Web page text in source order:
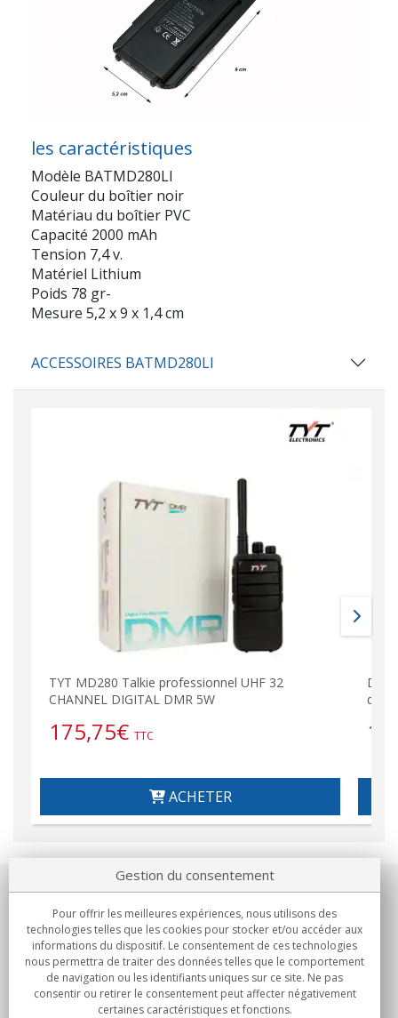
les caractéristiques
Modèle BATMD280LI
Couleur du boîtier noir
Matériau du boîtier PVC
Capacité 2000 mAh
Tension 7,4 v.
Matériel Lithium
Poids 78 gr-
Mesure 5,2 x 9 x 1,4 cm
ACCESSOIRES BATMD280LI
TYT MD280 Talkie professionnel UHF 32
CHANNEL DIGITAL DMR 5W
175,75€ TTC
ACHETER
Notre société
Engagements
Achats
Gestion du consentement
Pour offrir les meilleures expériences, nous utilisons des
technologies telles que les cookies pour stocker et/ou accéder aux
informations du dispositif. Le consentement de ces technologies
nous permettra de traiter des données telles que le comportement
de navigation ou les identifiants uniques sur ce site. Ne pas
consentir ou retirer le consentement peut affecter négativement
certaines caractéristiques et fonctions.